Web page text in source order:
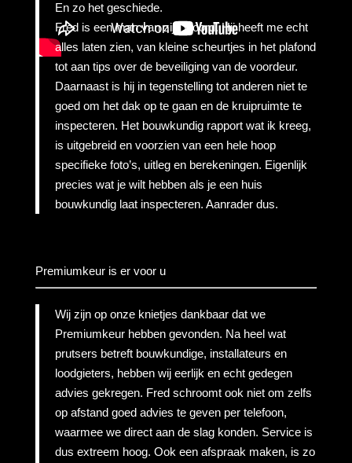
En zo het geschiede.
Fred is een man van zijn woord. Hij heeft me echt
alles laten zien, van kleine scheurtjes in het plafond
tot aan tips over de beveiliging van de voordeur.
Daarnaast is hij in tegenstelling tot anderen niet te
goed om het dak op te gaan en de kruipruimte te
inspecteren. Het bouwkundig rapport wat ik kreeg,
is uitgebreid en voorzien van een hele hoop
specifieke foto’s, uitleg en berekeningen. Eigenlijk
precies wat je wilt hebben als je een huis
bouwkundig laat inspecteren. Aanrader dus.
Premiumkeur is er voor u
Wij zijn op onze knietjes dankbaar dat we
Premiumkeur hebben gevonden. Na heel wat
prutsers betreft bouwkundige, installateurs en
loodgieters, hebben wij eerlijk en echt gedegen
advies gekregen. Fred schroomt ook niet om zelfs
op afstand goed advies te geven per telefoon,
waarmee we direct aan de slag konden. Service is
dus extreem hoog. Ook een afspraak maken, is zo